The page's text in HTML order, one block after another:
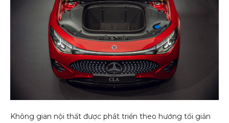
Không gian nội thất được phát triển theo hướng tối giản